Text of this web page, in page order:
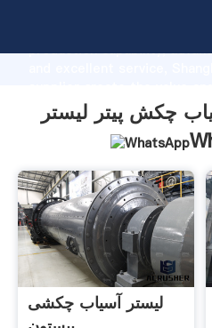
production capability,
customers.
لیستر آسیاب چکشی